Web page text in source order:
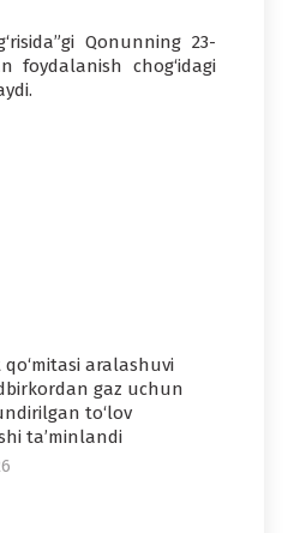
Qonunning 23-
foydalanish chog‘idagi
qo‘mitasi aralashuvi
gaz uchun
to‘lov
ta’minlandi